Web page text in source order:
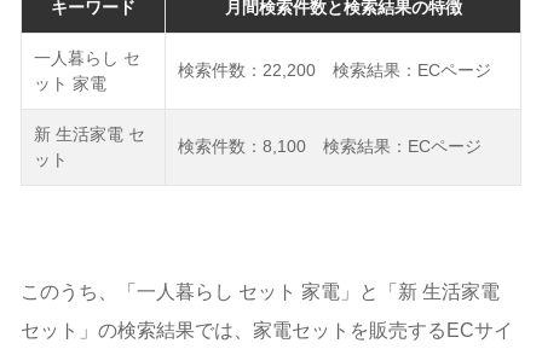
キーワード 月間検索件数と検索結果の特徴
一人暮らし セ
ット 家電
検索件数：22,200 検索結果：ECページ
新 生活家電 セ
ット
検索件数：8,100 検索結果：ECページ
このうち、「一人暮らし セット 家電」と「新 生活家電
セット」の検索結果では、家電セットを販売するECサイ